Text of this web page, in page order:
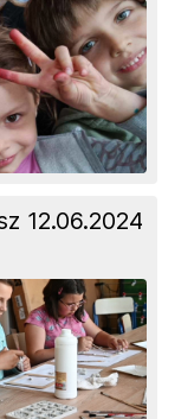
12.06.2024